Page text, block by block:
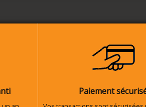
Paiement